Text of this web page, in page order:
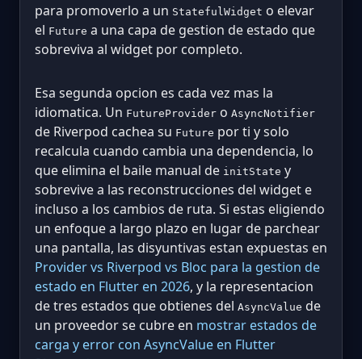
para promoverlo a un StatefulWidget o elevar
el Future a una capa de gestion de estado que
sobreviva al widget por completo.
Esa segunda opcion es cada vez mas la
idiomatica. Un FutureProvider o AsyncNotifier
de Riverpod cachea su Future por ti y solo
recalcula cuando cambia una dependencia, lo
que elimina el baile manual de initState y
sobrevive a las reconstrucciones del widget e
incluso a los cambios de ruta. Si estas eligiendo
un enfoque a largo plazo en lugar de parchear
una pantalla, las disyuntivas estan expuestas en
Provider vs Riverpod vs Bloc para la gestion de
estado en Flutter en 2026, y la representacion
de tres estados que obtienes del AsyncValue de
un proveedor se cubre en mostrar estados de
carga y error con AsyncValue en Flutter